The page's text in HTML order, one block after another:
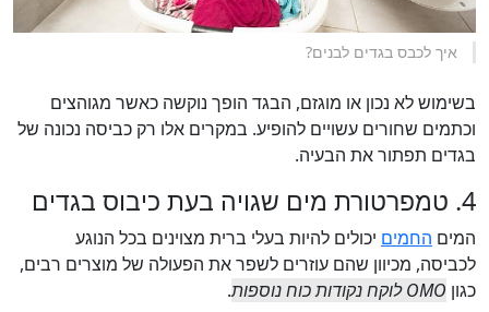
איך לכבס בגדים לבנים?
בשימוש לא נכון או מוגזם, הבגד הופך נוקשה כאשר מגוהצים
וכתמים שחורים עשויים להופיע. במקרים אלו רק כביסה נכונה של
בגדים תפתור את הבעיה.
4. טמפרטורת מים שגויה בעת כיבוס בגדים
המים החמים יכולים להיות בעלי ברית מצוינים בכל הנוגע
לכביסה, מכיוון שהם עוזרים לשפר את הפעולה של מוצרים רבים,
כגון OMO לוקח נקודות כוח נוספות
.